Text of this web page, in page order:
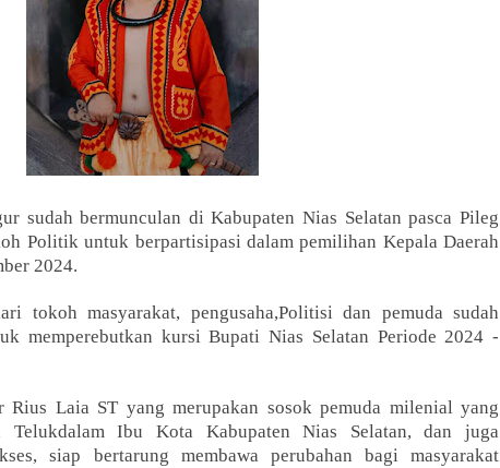
sudah bermunculan di Kabupaten Nias Selatan pasca Pileg
Politik untuk berpartisipasi dalam pemilihan Kepala Daerah
2024.
tokohmasyarakat, pengusaha,Politisi dan pemuda sudah
memperebutkan kursi Bupati Nias Selatan Periode 2024 -
Rius Laia ST yang merupakan sosok pemuda milenial yang
Telukdalam Ibu Kota Kabupaten Nias Selatan, dan juga
siap bertarung membawa perubahan bagi masyarakat